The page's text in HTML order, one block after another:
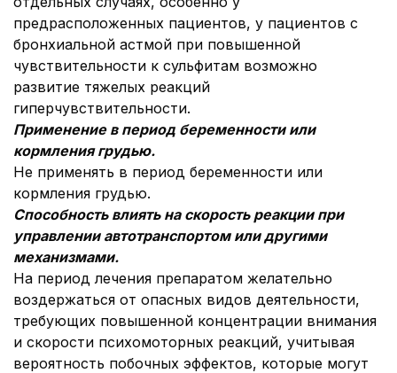
предрасположенных пациентов, у пациентов с
бронхиальной астмой при повышенной
чувствительности к сульфитам возможно
развитие тяжелых реакций
гиперчувствительности.
Применение в период беременности или
кормления грудью.
Не применять в период беременности или
кормления грудью.
Способность влиять на скорость реакции при
управлении автотранспортом или другими
механизмами.
На период лечения препаратом желательно
воздержаться от опасных видов деятельности,
требующих повышенной концентрации внимания
и скорости психомоторных реакций, учитывая
вероятность побочных эффектов, которые могут